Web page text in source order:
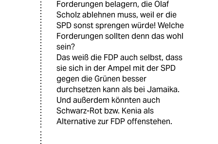
Forderungen belagern, die Olaf
Scholz ablehnen muss, weil er die
SPD sonst sprengen würde! Welche
Forderungen sollten denn das wohl
sein?
Das weiß die FDP auch selbst, dass
sie sich in der Ampel mit der SPD
gegen die Grünen besser
durchsetzen kann als bei Jamaika.
Und außerdem könnten auch
Schwarz-Rot bzw. Kenia als
Alternative zur FDP offenstehen.